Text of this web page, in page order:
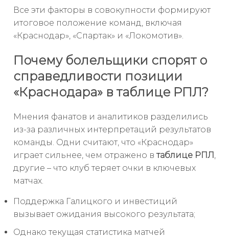
Все эти факторы в совокупности формируют
итоговое положение команд, включая
«Краснодар», «Спартак» и «Локомотив».
Почему болельщики спорят о
справедливости позиции
«Краснодара» в таблице РПЛ?
Мнения фанатов и аналитиков разделились
из-за различных интерпретаций результатов
команды. Одни считают, что «Краснодар»
играет сильнее, чем отражено втаблице РПЛ
другие – что клуб теряет очки в ключевых
матчах.
Поддержка Галицкого и инвестиций
вызывает ожидания высокого результата;
Однако текущая статистика матчей